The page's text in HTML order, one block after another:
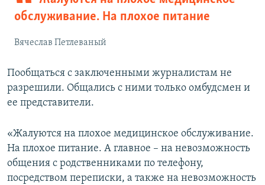
обслуживание. На плохое питание
Вячеслав Петлеваный
Пообщаться с заключенными журналистам не
разрешили. Общались с ними только омбудсмен и
ее представители.
«Жалуются на плохое медицинское обслуживание.
На плохое питание. А главное – на невозможность
общения с родственниками по телефону,
посредством переписки, а также на невозможность